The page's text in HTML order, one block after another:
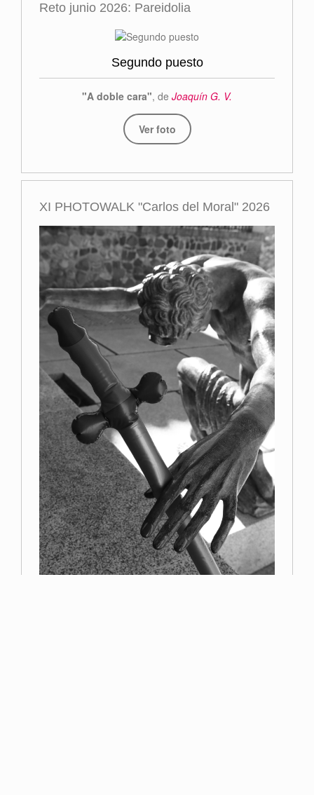
Reto junio 2026: Pareidolia
Segundo puesto
"A doble cara", de Joaquín G. V.
Ver foto
XI PHOTOWALK "Carlos del Moral" 2026